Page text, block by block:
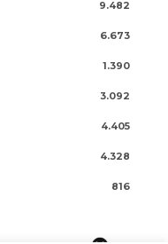
9.482
6.673
1.390
3.092
4.405
4.328
816